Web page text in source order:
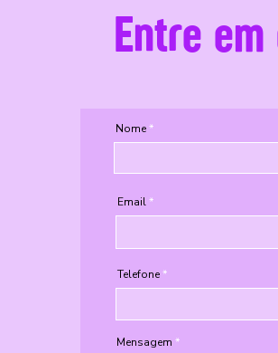
Entre
Nome
Email
Telefone
Mensagem